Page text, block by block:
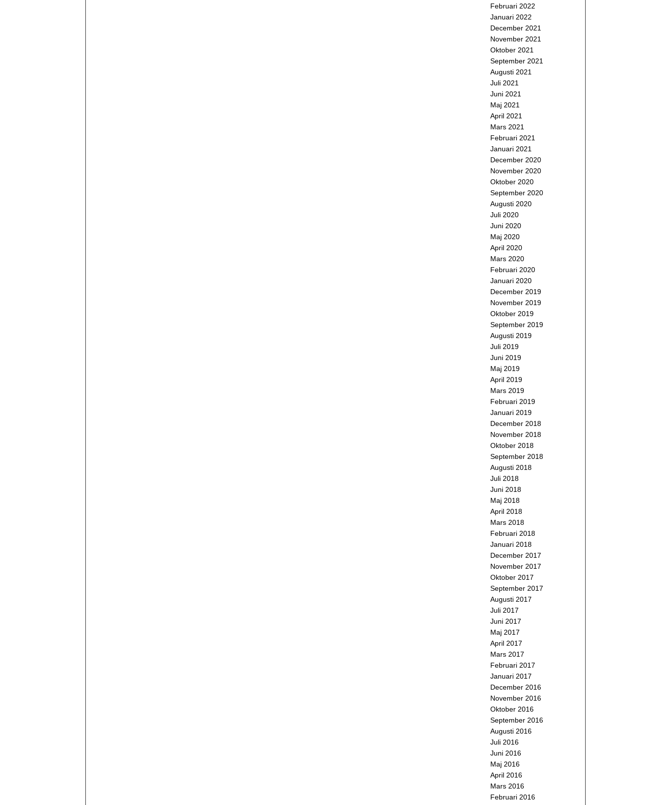
Februari 2022
Januari 2022
December 2021
November 2021
Oktober 2021
September 2021
Augusti 2021
Juli 2021
Juni 2021
Maj 2021
April 2021
Mars 2021
Februari 2021
Januari 2021
December 2020
November 2020
Oktober 2020
September 2020
Augusti 2020
Juli 2020
Juni 2020
Maj 2020
April 2020
Mars 2020
Februari 2020
Januari 2020
December 2019
November 2019
Oktober 2019
September 2019
Augusti 2019
Juli 2019
Juni 2019
Maj 2019
April 2019
Mars 2019
Februari 2019
Januari 2019
December 2018
November 2018
Oktober 2018
September 2018
Augusti 2018
Juli 2018
Juni 2018
Maj 2018
April 2018
Mars 2018
Februari 2018
Januari 2018
December 2017
November 2017
Oktober 2017
September 2017
Augusti 2017
Juli 2017
Juni 2017
Maj 2017
April 2017
Mars 2017
Februari 2017
Januari 2017
December 2016
November 2016
Oktober 2016
September 2016
Augusti 2016
Juli 2016
Juni 2016
Maj 2016
April 2016
Mars 2016
Februari 2016